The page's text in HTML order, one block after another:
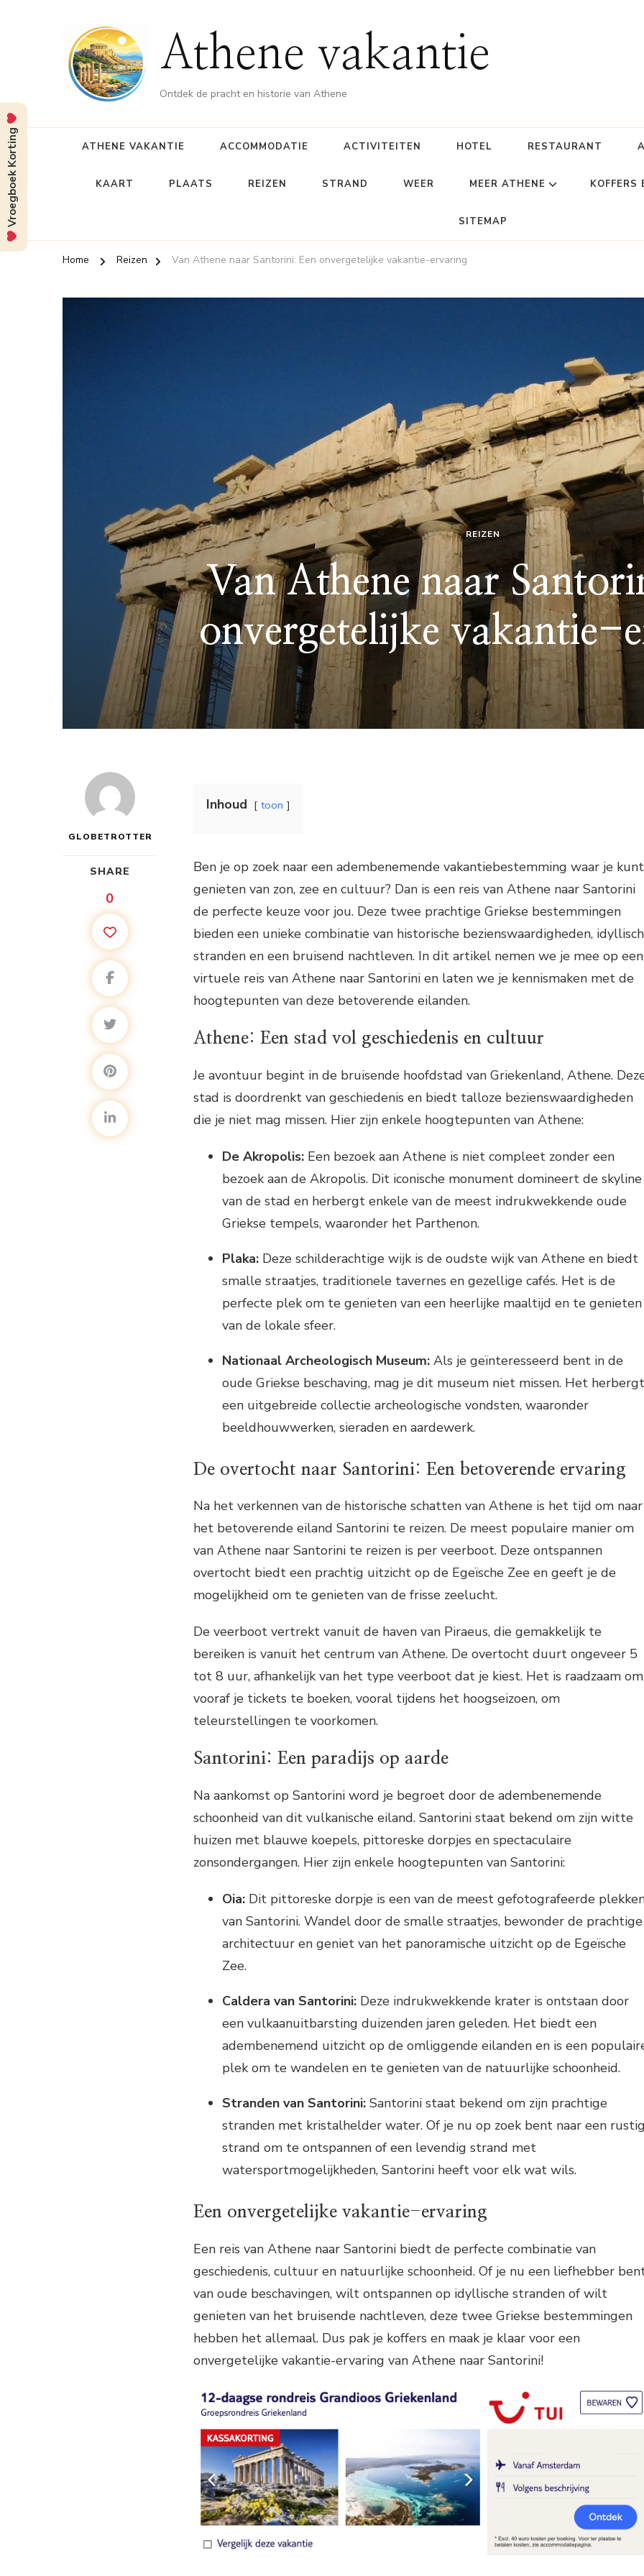
Athene vakantie
Ontdek de pracht en historie van Athene
ATHENE VAKANTIE ACCOMMODATIE ACTIVITEITEN HOTEL RESTAURANT
KAART PLAATS REIZEN STRAND WEER MEER ATHENE KOFFERS
SITEMAP
Home Reizen Van Athene naar Santorini: Een onvergetelijke vakantie-ervaring
REIZEN
Van Athene naar
onvergetelijke vakantie-
GLOBETROTTER
SHARE
0
Inhoud toon
Ben je op zoek naar een adembenemende vakantiebestemming waar je kunt
genieten van zon, zee en cultuur? Dan is een reis van Athene naar Santorini
de perfecte keuze voor jou. Deze twee prachtige Griekse bestemmingen
bieden een unieke combinatie van historische bezienswaardigheden,
stranden en een bruisend nachtleven. In dit artikel nemen we je mee op een
virtuele reis van Athene naar Santorini en laten we je kennismaken met de
hoogtepunten van deze betoverende eilanden.
Athene: Een stad vol geschiedenis en cultuur
Je avontuur begint in de bruisende hoofdstad van Griekenland, Athene.
stad is doordrenkt van geschiedenis en biedt talloze bezienswaardigheden
die je niet mag missen. Hier zijn enkele hoogtepunten van Athene:
De Akropolis: Een bezoek aan Athene is niet compleet zonder een
bezoek aan de Akropolis. Dit iconische monument domineert de skyline
van de stad en herbergt enkele van de meest indrukwekkende oude
Griekse tempels, waaronder het Parthenon.
Plaka: Deze schilderachtige wijk is de oudste wijk van Athene en biedt
smalle straatjes, traditionele tavernes en gezellige cafés. Het is de
perfecte plek om te genieten van een heerlijke maaltijd en te genieten
van de lokale sfeer.
Nationaal Archeologisch Museum: Als je geïnteresseerd bent in de
oude Griekse beschaving, mag je dit museum niet missen. Het herbergt
een uitgebreide collectie archeologische vondsten, waaronder
beeldhouwwerken, sieraden en aardewerk.
De overtocht naar Santorini: Een betoverende ervaring
Na het verkennen van de historische schatten van Athene is het tijd om naar
het betoverende eiland Santorini te reizen. De meest populaire manier om
van Athene naar Santorini te reizen is per veerboot. Deze ontspannen
overtocht biedt een prachtig uitzicht op de Egeïsche Zee en geeft je de
mogelijkheid om te genieten van de frisse zeelucht.
De veerboot vertrekt vanuit de haven van Piraeus, die gemakkelijk te
bereiken is vanuit het centrum van Athene. De overtocht duurt ongeveer 5
tot 8 uur, afhankelijk van het type veerboot dat je kiest. Het is raadzaam om
vooraf je tickets te boeken, vooral tijdens het hoogseizoen, om
teleurstellingen te voorkomen.
Santorini: Een paradijs op aarde
Na aankomst op Santorini word je begroet door de adembenemende
schoonheid van dit vulkanische eiland. Santorini staat bekend om zijn witte
huizen met blauwe koepels, pittoreske dorpjes en spectaculaire
zonsondergangen. Hier zijn enkele hoogtepunten van Santorini:
Oia: Dit pittoreske dorpje is een van de meest gefotografeerde
van Santorini. Wandel door de smalle straatjes, bewonder de prachtige
architectuur en geniet van het panoramische uitzicht op de Egeïsche
Zee.
Caldera van Santorini: Deze indrukwekkende krater is ontstaan door
een vulkaanuitbarsting duizenden jaren geleden. Het biedt een
adembenemend uitzicht op de omliggende eilanden en is een
plek om te wandelen en te genieten van de natuurlijke schoonheid.
Stranden van Santorini: Santorini staat bekend om zijn prachtige
stranden met kristalhelder water. Of je nu op zoek bent naar een
strand om te ontspannen of een levendig strand met
watersportmogelijkheden, Santorini heeft voor elk wat wils.
Een onvergetelijke vakantie-ervaring
Een reis van Athene naar Santorini biedt de perfecte combinatie van
geschiedenis, cultuur en natuurlijke schoonheid. Of je nu een liefhebber
van oude beschavingen, wilt ontspannen op idyllische stranden of wilt
genieten van het bruisende nachtleven, deze twee Griekse bestemmingen
hebben het allemaal. Dus pak je koffers en maak je klaar voor een
onvergetelijke vakantie-ervaring van Athene naar Santorini!
Vroegboek Korting